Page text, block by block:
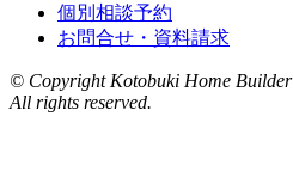
個別相談予約
お問合せ・資料請求
© Copyright Kotobuki Home Builder
All rights reserved.